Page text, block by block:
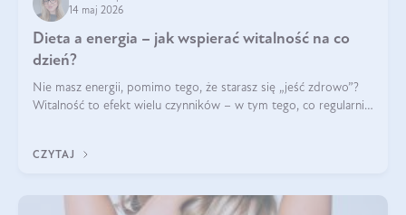
14 maj 2026
Dieta a energia – jak wspierać witalność na co
dzień?
Nie masz energii, pomimo tego, że starasz się „jeść zdrowo”?
Witalność to efekt wielu czynników – w tym tego, co regularnie
CZYTAJ